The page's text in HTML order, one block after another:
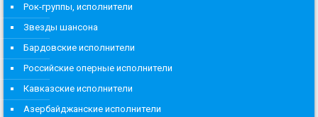
Рок-группы, исполнители
Звезды шансона
Бардовские исполнители
Российские оперные исполнители
Кавказские исполнители
Азербайджанские исполнители